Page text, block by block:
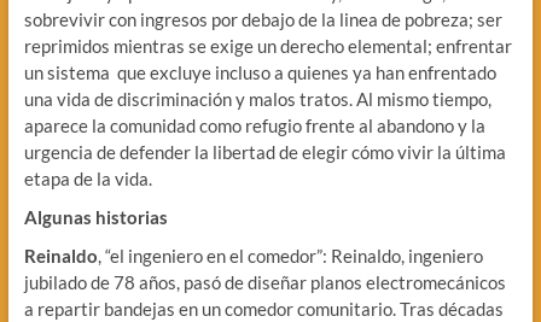
sobrevivir con ingresos por debajo de la linea de pobreza; ser
reprimidos mientras se exige un derecho elemental; enfrentar
un sistema que excluye incluso a quienes ya han enfrentado
una vida de discriminación y malos tratos. Al mismo tiempo,
aparece la comunidad como refugio frente al abandono y la
urgencia de defender la libertad de elegir cómo vivir la última
etapa de la vida.
Algunas historias
Reinaldo, “el ingeniero en el comedor”: Reinaldo, ingeniero
jubilado de 78 años, pasó de diseñar planos electromecánicos
a repartir bandejas en un comedor comunitario. Tras décadas